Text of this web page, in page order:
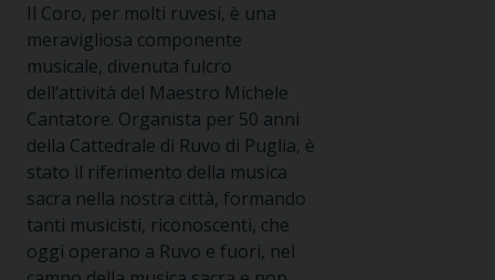
Il Coro, per molti ruvesi, è una
meravigliosa componente
musicale, divenuta fulcro
dell’attività del Maestro Michele
Cantatore. Organista per 50 anni
della Cattedrale di Ruvo di Puglia, è
stato il riferimento della musica
sacra nella nostra città, formando
tanti musicisti, riconoscenti, che
oggi operano a Ruvo e fuori, nel